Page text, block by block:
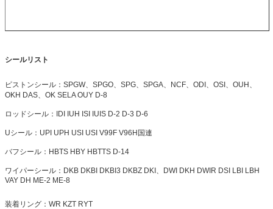
シールリスト
ピストンシール：SPGW、SPGO、SPG、SPGA、NCF、ODI、OSI、OUH、
OKH DAS、OK SELA OUY D-8
ロッドシール：IDI IUH ISI IUIS D-2 D-3 D-6
Uシール：UPI UPH USI USI V99F V96H国連
バフシール：HBTS HBY HBTTS D-14
ワイパーシール：DKB DKBI DKBI3 DKBZ DKI、DWI DKH DWIR DSI LBI LBH
VAY DH ME-2 ME-8
装着リング：WR KZT RYT